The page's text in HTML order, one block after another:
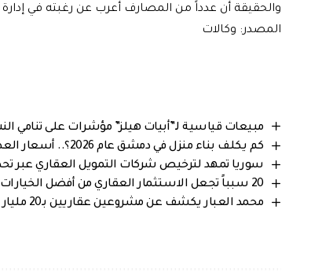
والحقيقة أن عدداً من المصارف أعرب عن رغبته في
المصدر: وكالات
مبيعات قياسية لـ”أبيات هيلز” مؤشرات على تنامي
كم يكلف بناء منزل في دمشق عام 2026؟.. أسعار العظم والإكساء بالتفصيل
سوريا تمهد لترخيص شركات التمويل العقاري عبر
20 سبباً تجعل الاستثمار العقاري من أفضل الخيارات لبناء الثروة على المدى الطويل
محمد العبار يكشف عن مشروعين عقاريين بـ20 مليار دولار في سوريا.. آلاف المساكن وفرص استثمار للسوريين